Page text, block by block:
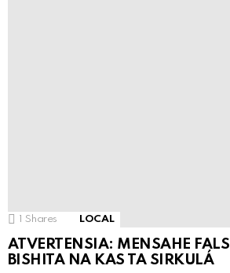
1 Shares LOCAL
ATVERTENSIA: MENSAHE
BISHITA NA KAS TA SIRKULÁ